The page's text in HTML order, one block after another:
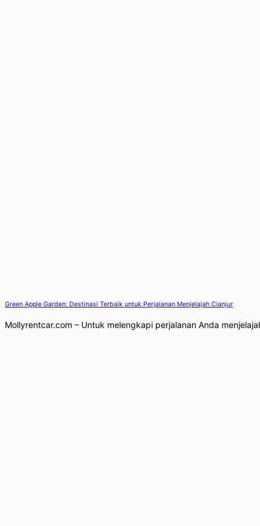
Green Apple Garden: Destinasi Terbaik untuk Perjalanan Menjelajah Cianjur
Mollyrentcar.com – Untuk melengkapi perjalanan Anda